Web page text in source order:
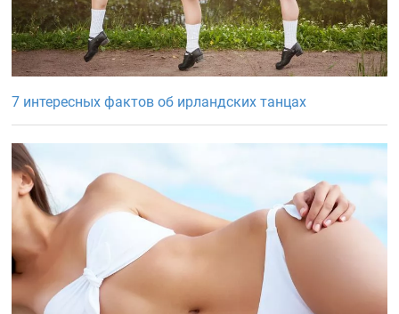
7 интересных фактов об ирландских танцах